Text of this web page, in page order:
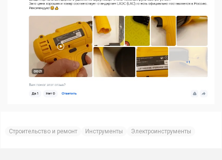
Строительство и ремонт Инструменты Электроинструменты